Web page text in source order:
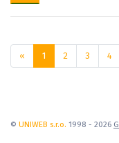
« 1 2 3 4
© UNIWEB s.r.o. 1998 - 2026